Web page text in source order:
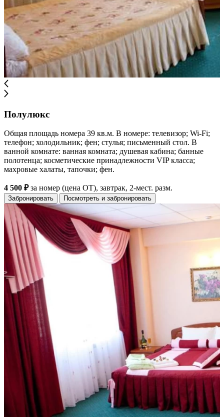
Полулюкс
Общая площадь номера 39 кв.м. В номере: телевизор; Wi-Fi;
телефон; холодильник; фен; стулья; письменный стол. В
ванной комнате: ванная комната; душевая кабина; банные
полотенца; косметические принадлежности VIP класса;
махровые халаты, тапочки; фен.
4 500 ₽за номер (цена ОТ), завтрак, 2-мест. разм.
Забронировать Посмотреть и забронировать